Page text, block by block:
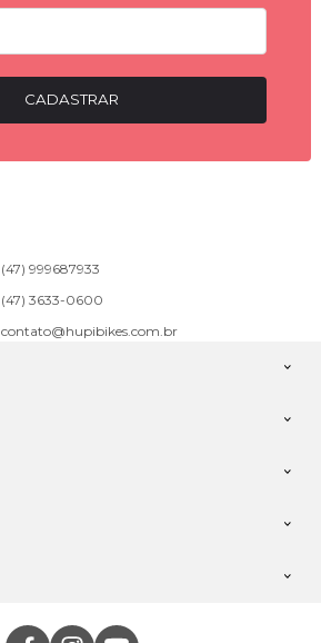
CADASTRAR
(47) 999687933
(47) 3633-0600
contato@hupibikes.com.br